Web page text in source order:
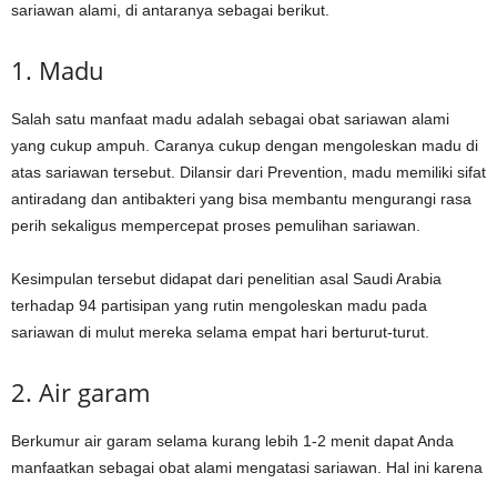
sariawan alami, di antaranya sebagai berikut.
1. Madu
Salah satu manfaat madu adalah sebagai obat sariawan alami
yang cukup ampuh. Caranya cukup dengan mengoleskan madu di
atas sariawan tersebut. Dilansir dari Prevention, madu memiliki sifat
antiradang dan antibakteri yang bisa membantu mengurangi rasa
perih sekaligus mempercepat proses pemulihan sariawan.
Kesimpulan tersebut didapat dari penelitian asal Saudi Arabia
terhadap 94 partisipan yang rutin mengoleskan madu pada
sariawan di mulut mereka selama empat hari berturut-turut.
2. Air garam
Berkumur air garam selama kurang lebih 1-2 menit dapat Anda
manfaatkan sebagai obat alami mengatasi sariawan. Hal ini karena